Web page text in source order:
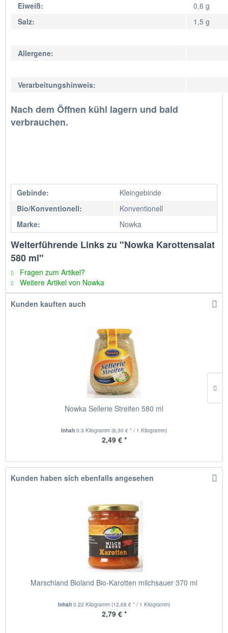
Eiweiß:
0,6 g
Salz:
1,5 g
Allergene:
Verarbeitungshinweis:
Nach dem Öffnen kühl lagern und bald
verbrauchen.
Gebinde:
Kleingebinde
Bio/Konventionell:
Konventionell
Marke:
Nowka
Weiterführende Links zu "Nowka Karottensalat
580 ml"
Fragen zum Artikel?
Weitere Artikel von Nowka
Kunden kauften auch
Nowka Sellerie Streifen 580 ml
Inhalt 0.3 Kilogramm (8,30 € * / 1 Kilogramm)
2,49 € *
Kunden haben sich ebenfalls angesehen
Marschland Bioland Bio-Karotten milchsauer 370 ml
Inhalt 0.22 Kilogramm (12,68 € * / 1 Kilogramm)
2,79 € *